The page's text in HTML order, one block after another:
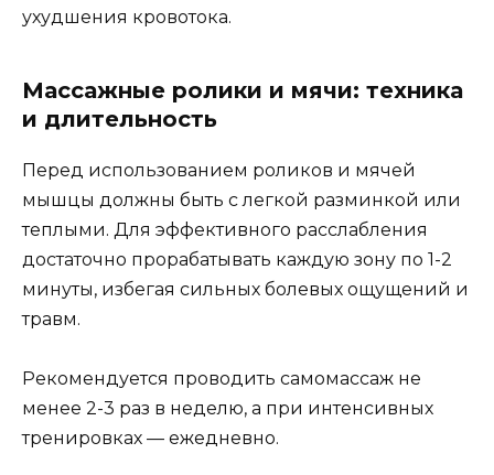
ухудшения кровотока.
Массажные ролики и мячи: техника
и длительность
Перед использованием роликов и мячей
мышцы должны быть с легкой разминкой или
теплыми. Для эффективного расслабления
достаточно прорабатывать каждую зону по 1-2
минуты, избегая сильных болевых ощущений и
травм.
Рекомендуется проводить самомассаж не
менее 2-3 раз в неделю, а при интенсивных
тренировках — ежедневно.